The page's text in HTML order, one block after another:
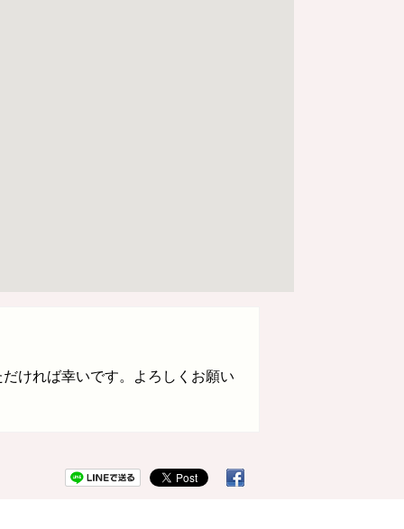
ければ幸いです。よろしくお願い